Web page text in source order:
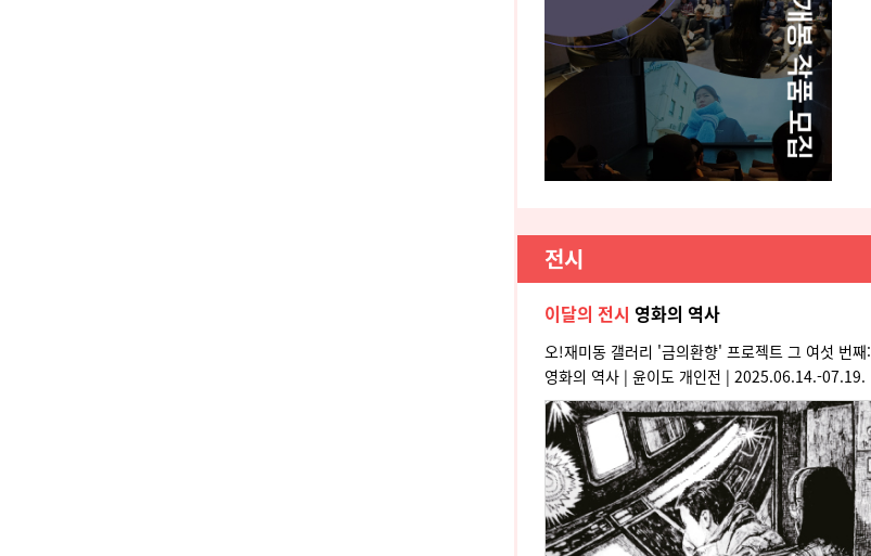
전시
이달의 전시 영화의 역사
오!재미동 갤러리 '금의환향' 프로젝트 그 여섯 번째:
영화의 역사 | 윤이도 개인전 | 2025.06.14.-07.19.